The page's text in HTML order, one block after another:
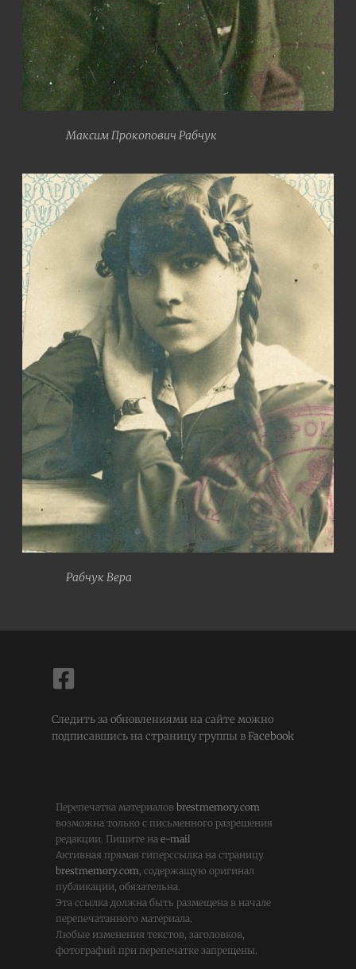
Максим Прокопович Рабчук
Рабчук Вера
Следить за обновлениями на сайте можно
подписавшись на страницу группы вFacebook
Перепечатка материалов brestmemory.com
возможна только с письменного разрешения
редакции. Пишите на e-mail
Активная прямая гиперссылка на страницу
brestmemory.com, содержащую оригинал
публикации, обязательна.
Эта ссылка должна быть размещена в начале
перепечатанного материала.
Любые изменения текстов, заголовков,
фотографий при перепечатке запрещены.